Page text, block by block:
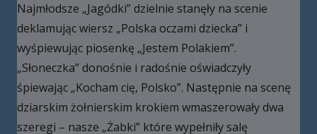
Najmłodsze „Jagódki” dzielnie stanęły na scenie
deklamując wiersz „Polska oczami dziecka” i
wyśpiewując piosenkę „Jestem Polakiem”.
„Słoneczka” donośnie i radośnie oświadczyły
śpiewając „Kocham cię, Polsko”. Następnie na scenę
dziarskim żołnierskim krokiem wmaszerowały dwa
szeregi – nasze „Żabki” które wypełniły salę